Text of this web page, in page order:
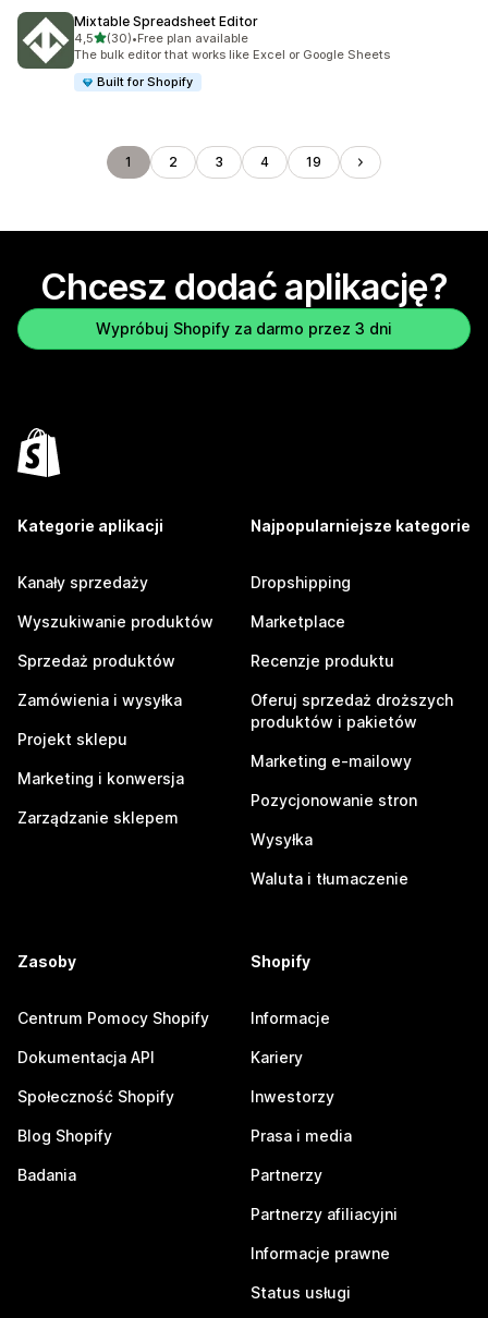
Mixtable Spreadsheet Editor
4,5na 5 gwiazdek
(30)
Łączna liczba recenzji: 30
•Free plan available
The bulk editor that works like Excel or Google Sheets
Built for Shopify
1 2 3 4 19
Chcesz dodać aplikację?
Wypróbuj Shopify za darmo przez 3 dni
Kategorie aplikacji
Kanały sprzedaży
Wyszukiwanie produktów
Sprzedaż produktów
Zamówienia i wysyłka
Projekt sklepu
Marketing i konwersja
Zarządzanie sklepem
Najpopularniejsze kategorie
Dropshipping
Marketplace
Recenzje produktu
Oferuj sprzedaż droższych
produktów i pakietów
Marketing e-mailowy
Pozycjonowanie stron
Wysyłka
Waluta i tłumaczenie
Zasoby
Centrum Pomocy Shopify
Dokumentacja API
Społeczność Shopify
Blog Shopify
Badania
Shopify
Informacje
Kariery
Inwestorzy
Prasa i media
Partnerzy
Partnerzy afiliacyjni
Informacje prawne
Status usługi